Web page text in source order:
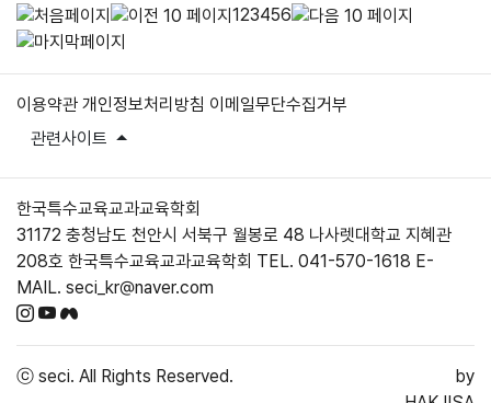
123456
이용약관 개인정보처리방침 이메일무단수집거부
관련사이트
한국특수교육교과교육학회
31172 충청남도 천안시 서북구 월봉로 48 나사렛대학교 지혜관
208호 한국특수교육교과교육학회 TEL. 041-570-1618 E-
MAIL. seci_kr@naver.com
ⓒ seci. All Rights Reserved.
by